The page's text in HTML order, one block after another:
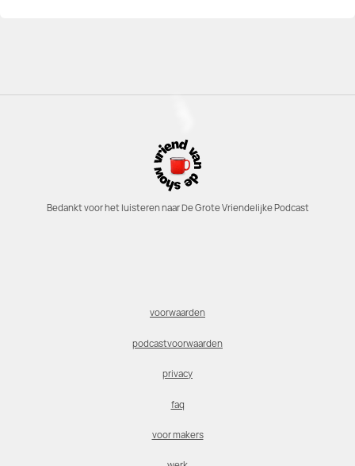
Bedankt voor het luisteren naar De Grote Vriendelijke Podcast
voorwaarden
podcastvoorwaarden
privacy
faq
voor makers